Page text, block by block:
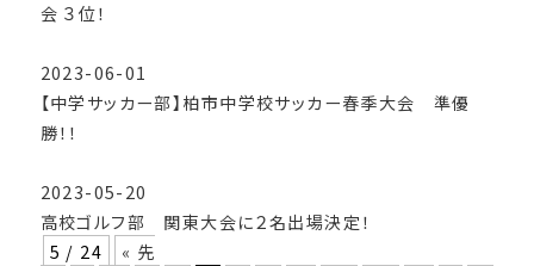
会 ３位！
2023-06-01
【中学サッカー部】柏市中学校サッカー春季大会 準優
勝！！
2023-05-20
高校ゴルフ部 関東大会に２名出場決定！
5 / 24
« 先